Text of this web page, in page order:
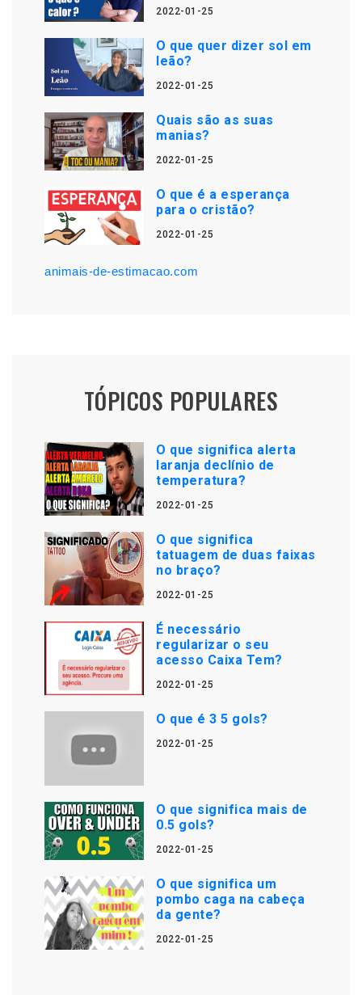
2022-01-25
O que quer dizer sol em
leão?
2022-01-25
Quais são as suas
manias?
2022-01-25
O que é a esperança
para o cristão?
2022-01-25
animais-de-estimacao.com
TÓPICOS POPULARES
O que significa alerta
laranja declínio de
temperatura?
2022-01-25
O que significa
tatuagem de duas faixas
no braço?
2022-01-25
É necessário
regularizar o seu
acesso Caixa Tem?
2022-01-25
O que é 3 5 gols?
2022-01-25
O que significa mais de
0.5 gols?
2022-01-25
O que significa um
pombo caga na cabeça
da gente?
2022-01-25